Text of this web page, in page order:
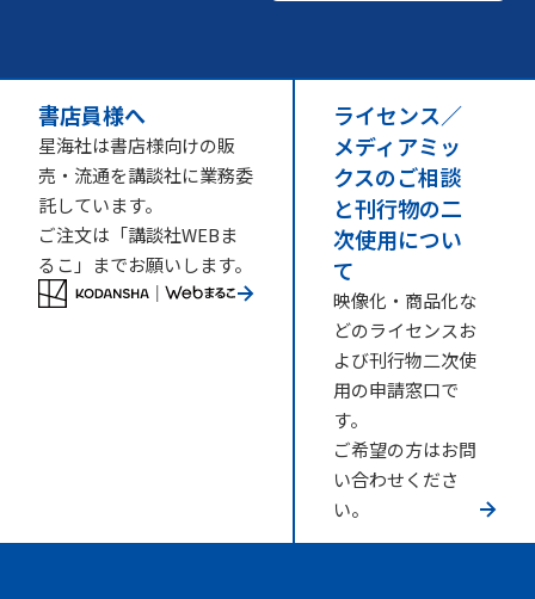
書店員様へ
星海社は書店様向けの販
売・流通を講談社に業務委
託しています。
ご注文は「講談社WEBま
るこ」までお願いします。
ライセンス／
メディアミッ
クスのご相談
と刊行物の二
次使用につい
て
映像化・商品化な
どのライセンスお
よび刊行物二次使
用の申請窓口で
す。
ご希望の方はお問
い合わせくださ
い。